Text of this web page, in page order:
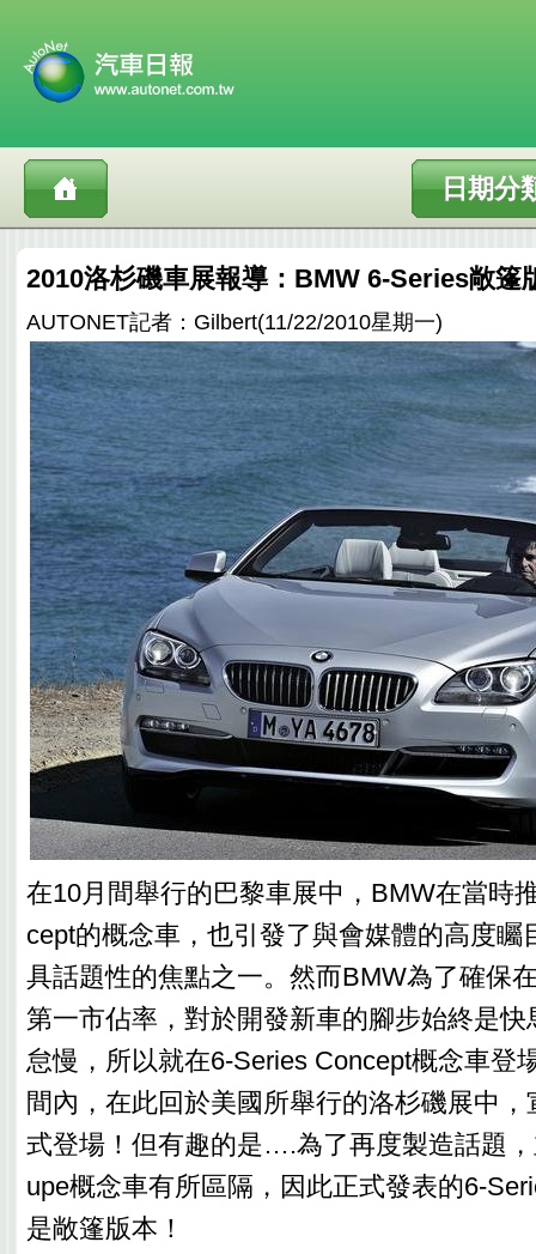
日期分
2010洛杉磯車展報導：BMW 6-Series敞篷
AUTONET記者：Gilbert(11/22/2010星期一)
在10月間舉行的巴黎車展中，BMW在當時
cept的概念車，也引發了與會媒體的高度矚
具話題性的焦點之一。然而BMW為了確保
第一市佔率，對於開發新車的腳步始終是
怠慢，所以就在6-Series Concept概念車登
間內，在此回於美國所舉行的洛杉磯展中
式登場！但有趣的是….為了再度製造話題
upe概念車有所區隔，因此正式發表的6-
是敞篷版本！